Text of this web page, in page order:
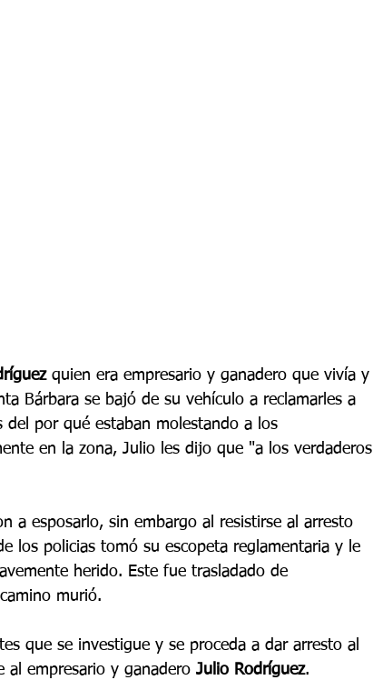
quien era empresario y ganadero que vivía y
Bárbara se bajó de su vehículo a reclamarles a
del por qué estaban molestando a los
en la zona, Julio les dijo que "a los verdaderos
a esposarlo, sin embargo al resistirse al arresto
los policias tomó su escopeta reglamentaria y le
herido. Este fue trasladado de
murió.
que se investigue y se proceda a dar arresto al
al empresario y ganadero Julio Rodríguez.